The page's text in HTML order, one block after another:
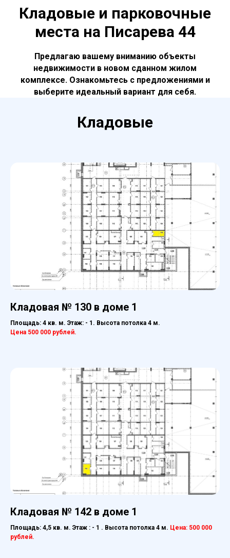
Кладовые и парковочные
места на Писарева 44
Предлагаю вашему вниманию объекты
недвижимости в новом сданном жилом
комплексе. Ознакомьтесь с предложениями и
выберите идеальный вариант для себя.
Кладовые
Кладовая № 130 в доме 1
Площадь: 4 кв. м. Этаж: - 1. Высота потолка 4 м.
Цена 500 000 рублей.
Кладовая № 142 в доме 1
Площадь: 4,5 кв. м. Этаж : - 1 . Высота потолка 4 м. Цена: 500 000
рублей.